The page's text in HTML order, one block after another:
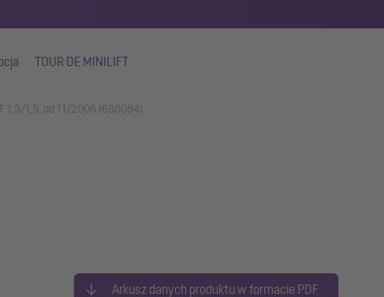
TOUR DE MINILIFT
1,3/1,9, od 11/2006 (680084)
Arkusz danych produktu w formacie PDF